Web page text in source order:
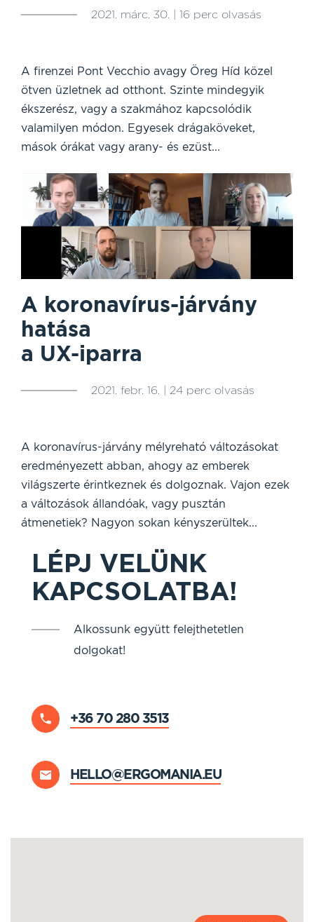
2021. márc. 30. | 16 perc olvasás
A firenzei Pont Vecchio avagy Öreg Híd közel
ötven üzletnek ad otthont. Szinte mindegyik
ékszerész, vagy a szakmához kapcsolódik
valamilyen módon. Egyesek drágaköveket,
mások órákat vagy arany- és ezüst...
A koronavírus-járvány
hatása
a UX-iparra
2021. febr. 16. | 24 perc olvasás
A koronavírus-járvány mélyreható változásokat
eredményezett abban, ahogy az emberek
világszerte érintkeznek és dolgoznak. Vajon ezek
a változások állandóak, vagy pusztán
átmenetiek? Nagyon sokan kényszerültek...
LÉPJ VELÜNK
KAPCSOLATBA!
Alkossunk együtt felejthetetlen
dolgokat!
+36 70 280 3513
HELLO@ERGOMANIA.EU